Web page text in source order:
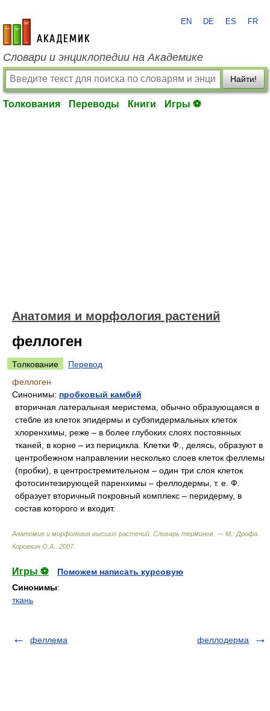
academic.ru
EN DE ES FR
Словари и энциклопедии на Академике
Найти!
Толкования Переводы Книги Игры ⚽
Анатомия и морфология растений
феллоген
Толкование
Перевод
феллоген
Синонимы: пробковый камбий
вторичная латеральная меристема, обычно образующаяся в
стебле из клеток эпидермы и субэпидермальных клеток
хлоренхимы, реже – в более глубоких слоях постоянных
тканей, в корне – из перицикла. Клетки Ф., делясь, образуют в
центробежном направлении несколько слоев клеток феллемы
(пробки), в центростремительном – один три слоя клеток
фотосинтезирующей паренхимы – феллодермы, т. е. Ф.
образует вторичный покровный комплекс – перидерму, в
состав которого и входит.
Анатомия и морфология высших растений. Словарь терминов. — М.: Дрофа
Коровкин О.А.
2007.
Игры ⚽
Поможем написать курсовую
Синонимы:
ткань
феллема феллодерма